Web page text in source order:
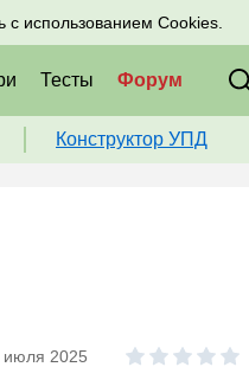
с использованием Cookies.
нам в соц. сетях:
Тесты Форум
Конструктор УПД
июля 2025